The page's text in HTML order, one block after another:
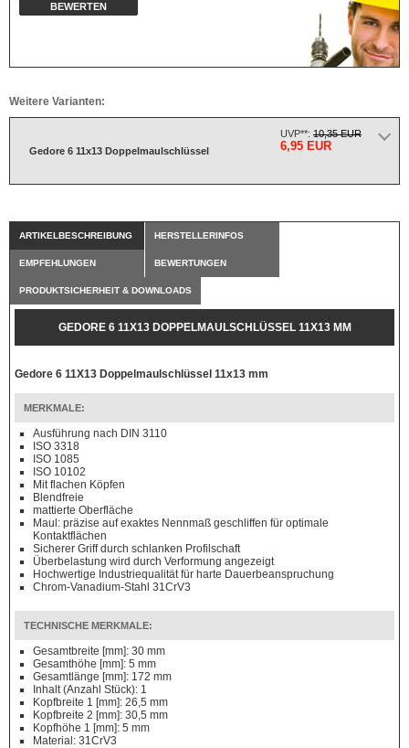
BEWERTEN
Weitere Varianten:
Gedore 6 11x13 Doppelmaulschlüssel
UVP**: 10,35 EUR
6,95 EUR
ARTIKELBESCHREIBUNG HERSTELLERINFOS
EMPFEHLUNGEN BEWERTUNGEN
PRODUKTSICHERHEIT & DOWNLOADS
GEDORE 6 11X13 DOPPELMAULSCHLÜSSEL 11X13 MM
Gedore 6 11X13 Doppelmaulschlüssel 11x13 mm
MERKMALE:
Ausführung nach DIN 3110
ISO 3318
ISO 1085
ISO 10102
Mit flachen Köpfen
Blendfreie
mattierte Oberfläche
Maul: präzise auf exaktes Nennmaß geschliffen für optimale
Kontaktflächen
Sicherer Griff durch schlanken Profilschaft
Überbelastung wird durch Verformung angezeigt
Hochwertige Industriequalität für harte Dauerbeanspruchung
Chrom-Vanadium-Stahl 31CrV3
TECHNISCHE MERKMALE:
Gesamtbreite [mm]: 30 mm
Gesamthöhe [mm]: 5 mm
Gesamtlänge [mm]: 172 mm
Inhalt (Anzahl Stück): 1
Kopfbreite 1 [mm]: 26,5 mm
Kopfbreite 2 [mm]: 30,5 mm
Kopfhöhe 1 [mm]: 5 mm
Material: 31CrV3